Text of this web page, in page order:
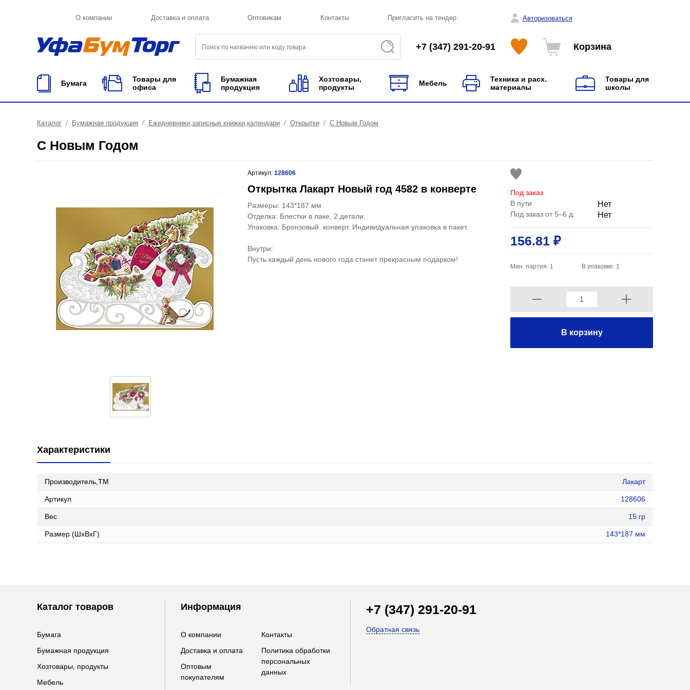
О компании Доставка и оплата Оптовикам Контакты Пригласить на тендер Авторизоваться
+7 (347) 291-20-91 Корзина
Бумага
Товары для
офиса
Бумажная
продукция
Хозтовары,
продукты
Мебель
Техника и расх.
материалы
Товары для
школы
Каталог Бумажная продукция Ежедневники,записные книжки,календари Открытки С Новым Годом
С Новым Годом
Артикул: 128606
Открытка Лакарт Новый год 4582 в конверте
Размеры: 143*187 мм
Отделка: Блестки в лаке, 2 детали.
Упаковка: Бронзовый конверт. Индивидуальная упаковка в пакет.
Внутри:
Пусть каждый день нового года станет прекрасным подарком!
Под заказ
В пути
Нет
Под заказ от 5–6 д. Нет
156.81 ₽
Мин. партия: 1 В упаковке: 1
В корзину
Характеристики
Производитель,ТМ Лакарт
Артикул 128606
Вес 15 гр
Размер (ШxВxГ) 143*187 мм
Каталог товаров
Бумага
Бумажная продукция
Хозтовары, продукты
Мебель
Информация
О компании
Доставка и оплата
Оптовым
покупателям
Контакты
Политика обработки
персональных
данных
+7 (347) 291-20-91
Обратная связь